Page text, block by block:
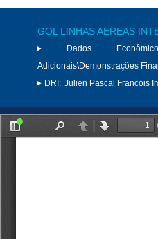
GOL LINHAS AEREAS
Dados Econômico-
Adicionais\Demonstrações
DRI: Julien Pascal Francois